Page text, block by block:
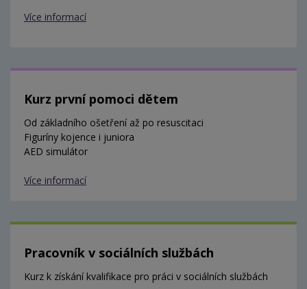
Více informací
Kurz první pomoci dětem
Od základního ošetření až po resuscitaci
Figuríny kojence i juniora
AED simulátor
Více informací
Pracovník v sociálních službách
Kurz k získání kvalifikace pro práci v sociálních službách